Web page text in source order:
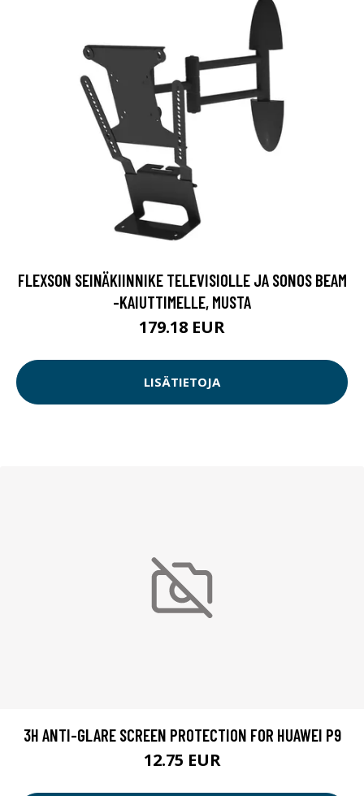
FLEXSON SEINÄKIINNIKE TELEVISIOLLE JA SONOS BEAM
-KAIUTTIMELLE, MUSTA
179.18 EUR
LISÄTIETOJA
3H ANTI-GLARE SCREEN PROTECTION FOR HUAWEI P9
12.75 EUR